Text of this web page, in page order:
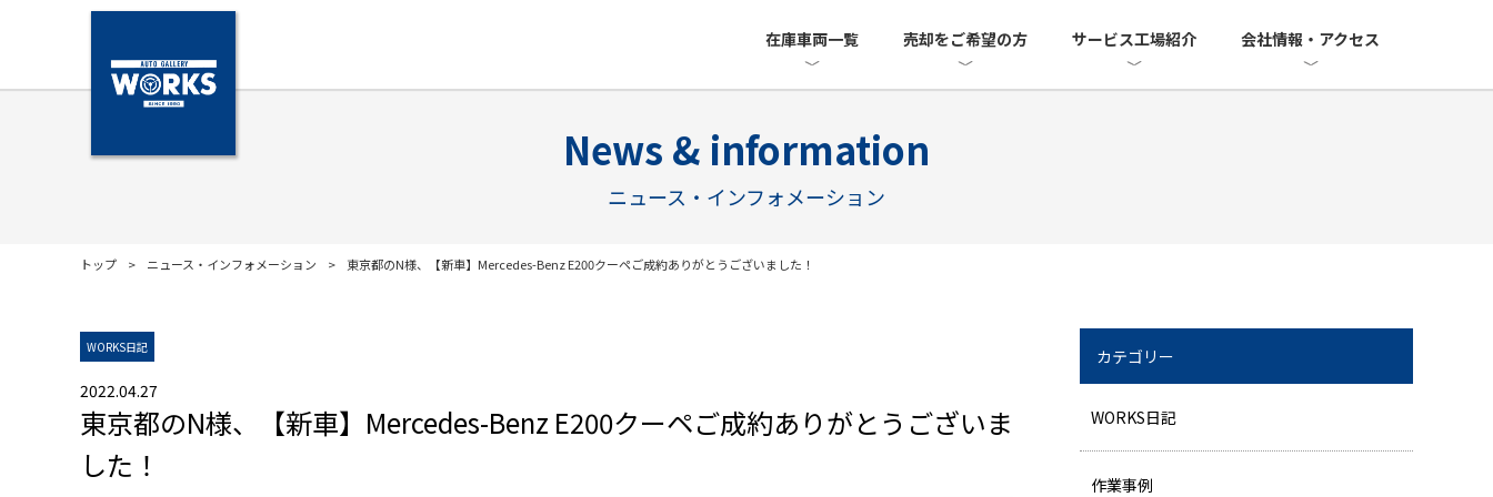
在庫車両一覧 売却をご希望の方 サービス工場紹介 会社情報・アクセス
News & information
ニュース・インフォメーション
トップ ニュース・インフォメーション 東京都のN様、【新車】Mercedes-Benz E200クーペご成約ありがとうございました！
WORKS日記
2022.04.27
東京都のN様、【新車】Mercedes-Benz E200クーペご成約ありがとうございま
した！
カテゴリー
WORKS日記
作業事例